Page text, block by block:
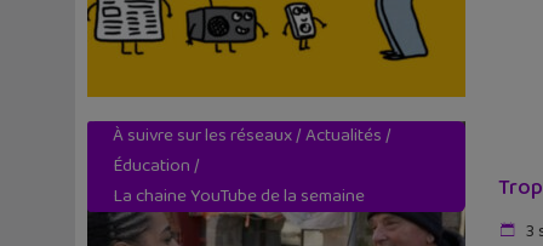
À suivre sur les réseaux/Actualités/
Éducation/
La chaine YouTube de la semaine
3